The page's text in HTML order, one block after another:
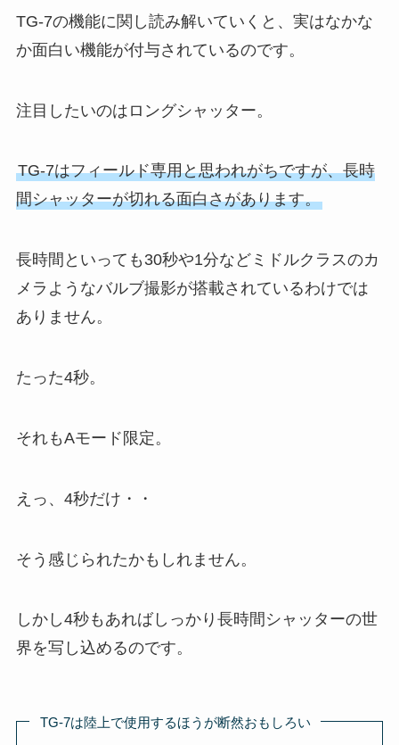
TG-7の機能に関し読み解いていくと、実はなかな
か面白い機能が付与されているのです。
注目したいのはロングシャッター。
TG-7はフィールド専用と思われがちですが、長時
間シャッターが切れる面白さがあります。
長時間といっても30秒や1分などミドルクラスのカ
メラようなバルブ撮影が搭載されているわけでは
ありません。
たった4秒。
それもAモード限定。
えっ、4秒だけ・・
そう感じられたかもしれません。
しかし4秒もあればしっかり長時間シャッターの世
界を写し込めるのです。
TG-7は陸上で使用するほうが断然おもしろい